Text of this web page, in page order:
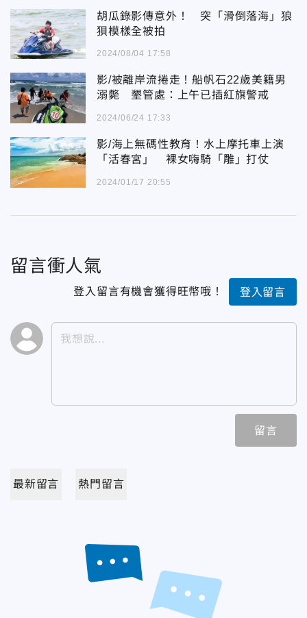
胡瓜錄影傳意外！ 突「滑倒落海」狼
狽模樣全被拍
2024/08/04 17:58
影/被離岸流捲走！船帆石22歲美籍男
溺斃 墾管處：上午已插紅旗警戒
2024/06/24 17:33
影/海上無碼性教育！水上摩托車上演
「活春宮」 裸女嗨騎「雕」打仗
2024/01/17 20:55
留言衝人氣
登入留言有機會獲得旺幣哦！ 登入留言
留言
最新留言 熱門留言